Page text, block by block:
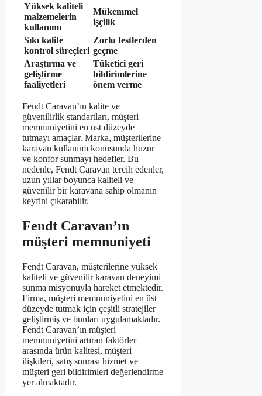
Yüksek kaliteli
malzemelerin
kullanımı
Mükemmel
işçilik
Sıkı kalite
kontrol süreçleri
Zorlu testlerden
geçme
Araştırma ve
geliştirme
faaliyetleri
Tüketici geri
bildirimlerine
önem verme
Fendt Caravan’ın kalite ve
güvenilirlik standartları, müşteri
memnuniyetini en üst düzeyde
tutmayı amaçlar. Marka, müşterilerine
karavan kullanımı konusunda huzur
ve konfor sunmayı hedefler. Bu
nedenle, Fendt Caravan tercih edenler,
uzun yıllar boyunca kaliteli ve
güvenilir bir karavana sahip olmanın
keyfini çıkarabilir.
Fendt Caravan’ın
müşteri memnuniyeti
Fendt Caravan, müşterilerine yüksek
kaliteli ve güvenilir karavan deneyimi
sunma misyonuyla hareket etmektedir.
Firma, müşteri memnuniyetini en üst
düzeyde tutmak için çeşitli stratejiler
geliştirmiş ve bunları uygulamaktadır.
Fendt Caravan’ın müşteri
memnuniyetini artıran faktörler
arasında ürün kalitesi, müşteri
ilişkileri, satış sonrası hizmet ve
müşteri geri bildirimleri değerlendirme
yer almaktadır.